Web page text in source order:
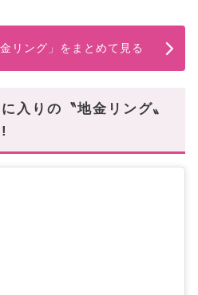
リング」をまとめて見る
入りの〝地金リング〟